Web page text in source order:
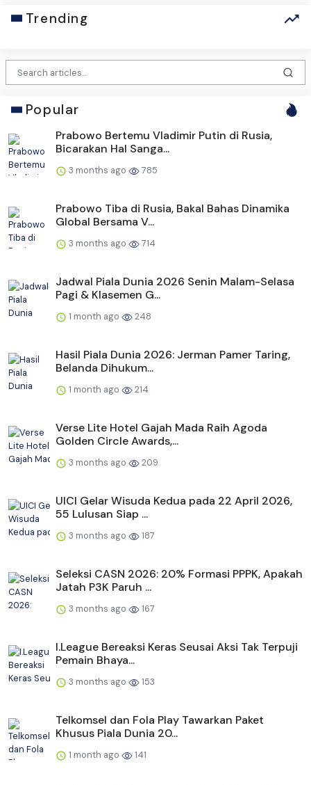
Trending
Popular
Prabowo Bertemu Vladimir Putin di Rusia,
Bicarakan Hal Sanga...
3 months ago 785
Prabowo Tiba di Rusia, Bakal Bahas Dinamika
Global Bersama V...
3 months ago 714
Jadwal Piala Dunia 2026 Senin Malam-Selasa
Pagi & Klasemen G...
1 month ago 248
Hasil Piala Dunia 2026: Jerman Pamer Taring,
Belanda Dihukum...
1 month ago 214
Verse Lite Hotel Gajah Mada Raih Agoda
Golden Circle Awards,...
3 months ago 209
UICI Gelar Wisuda Kedua pada 22 April 2026,
55 Lulusan Siap ...
3 months ago 187
Seleksi CASN 2026: 20% Formasi PPPK, Apakah
Jatah P3K Paruh ...
3 months ago 167
I.League Bereaksi Keras Seusai Aksi Tak Terpuji
Pemain Bhaya...
3 months ago 153
Telkomsel dan Fola Play Tawarkan Paket
Khusus Piala Dunia 20...
1 month ago 141